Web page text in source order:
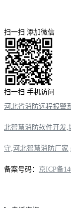
扫一扫 添加微信
扫一扫 手机访问
河北省消防远程报警
北智慧消防软件开发,
守,河北智慧消防厂家
备案号码： 京ICP备